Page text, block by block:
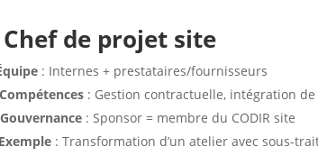
Chef de projet site
: Internes + prestataires/fournisseurs
Compétences : Gestion contractuelle, intégration
Gouvernance : Sponsor = membre du CODIR site
Exemple : Transformation d’un atelier avec sous-